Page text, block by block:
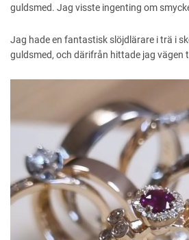
guldsmed. Jag visste ingenting om
Jag hade en fantastisk slöjdlärare i trä i
guldsmed, och därifrån hittade jag vägen